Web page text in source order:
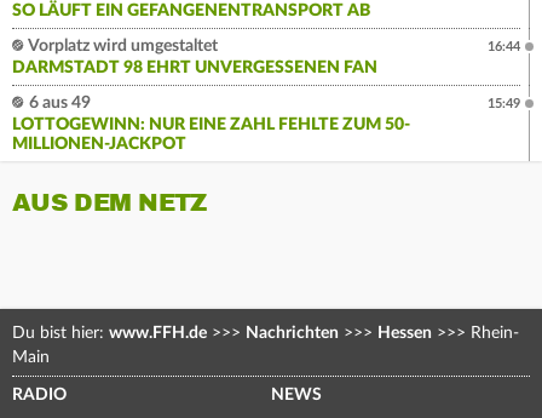
SO LÄUFT EIN GEFANGENENTRANSPORT AB
Vorplatz wird umgestaltet
DARMSTADT 98 EHRT UNVERGESSENEN FAN
16:44
6 aus 49
LOTTOGEWINN: NUR EINE ZAHL FEHLTE ZUM 50-
MILLIONEN-JACKPOT
15:49
AUS DEM NETZ
Du bist hier: www.FFH.de >>> Nachrichten >>> Hessen >>> Rhein-
Main
RADIO NEWS